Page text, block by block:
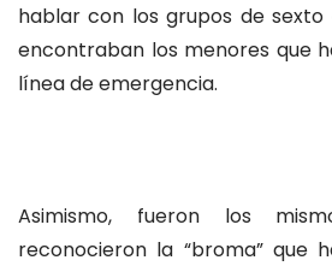
hablar con los grupos de sexto
encontraban los menores que
línea de emergencia.
Asimismo, fueron los
reconocieron la “broma” que